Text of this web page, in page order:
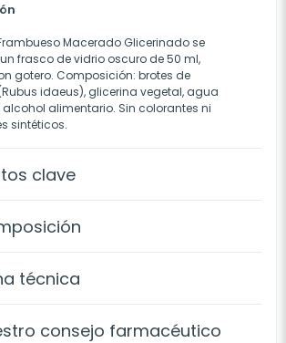
Macerado Glicerinado se
frasco de vidrio oscuro de 50 ml,
gotero. Composición: brotes de
idaeus), glicerina vegetal, agua
alimentario. Sin colorantes ni
sintéticos.
clave
técnica
consejo farmacéutico